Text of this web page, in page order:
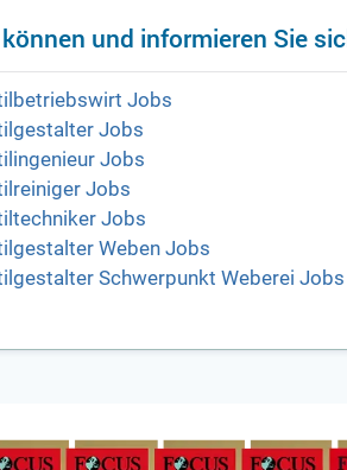
und informieren Sie
Jobs
Jobs
Jobs
Jobs
Jobs
Weben Jobs
Schwerpunkt Weberei Jobs